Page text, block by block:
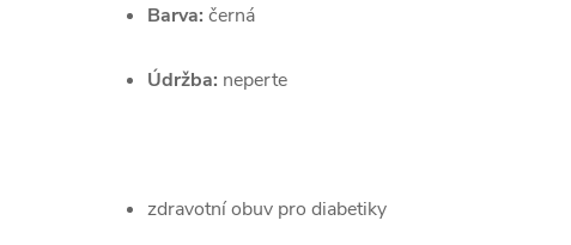
Barva: černá
Údržba: neperte
zdravotní obuv pro diabetiky